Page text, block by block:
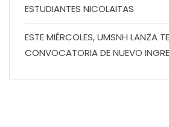
ESTUDIANTES NICOLAITAS
ESTE MIÉRCOLES, UMSNH LANZA
CONVOCATORIA DE NUEVO